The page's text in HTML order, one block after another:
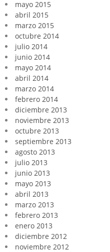
mayo 2015
abril 2015
marzo 2015
octubre 2014
julio 2014
junio 2014
mayo 2014
abril 2014
marzo 2014
febrero 2014
diciembre 2013
noviembre 2013
octubre 2013
septiembre 2013
agosto 2013
julio 2013
junio 2013
mayo 2013
abril 2013
marzo 2013
febrero 2013
enero 2013
diciembre 2012
noviembre 2012